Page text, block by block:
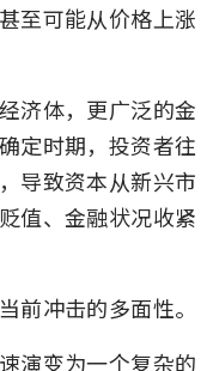
至可能从价格上涨
济体，更广泛的金
定时期，投资者往
导致资本从新兴市
值、金融状况收紧
前冲击的多面性。
演变为一个复杂的